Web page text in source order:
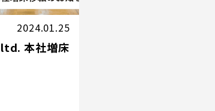
2024.01.25
本社増床